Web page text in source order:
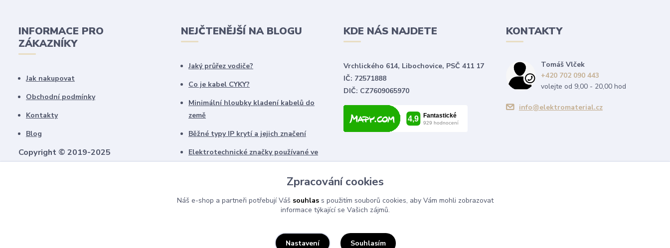
INFORMACE PRO
ZÁKAZNÍKY
Jak nakupovat
Obchodní podmínky
Kontakty
Blog
Copyright © 2019-2025
NEJČTENĚJŠÍ NA BLOGU
Jaký průřez vodiče?
Co je kabel CYKY?
Minimální hloubky kladení kabelů do
země
Běžné typy IP krytí a jejich značení
Elektrotechnické značky používané ve
schématech
KDE NÁS NAJDETE
Vrchlického 614, Libochovice, PSČ 411 17
IČ: 72571888
DIČ: CZ7609065970
KONTAKTY
Tomáš Vlček
+420 702 090 443
volejte od 9,00 - 20,00 hod
info@elektromaterial.cz
Zpracování cookies
Náš e-shop a partneři potřebují Váš souhlass použitím souborů cookies, aby Vám mohli zobrazovat
informace týkající se Vašich zájmů.
Nastavení Souhlasím